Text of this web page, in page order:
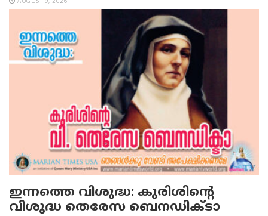
ഇന്നത്തെ വിശുദ്ധ: കുരിശിന്റെ
വിശുദ്ധ തെരേസ ബെനഡിക്ടാ